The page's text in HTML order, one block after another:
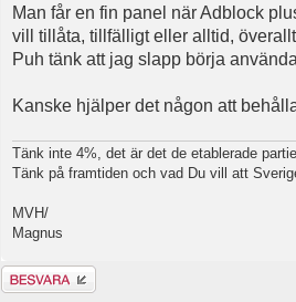
Man får en fin panel när Adblock
vill tillåta, tillfälligt eller alltid,
Puh tänk att jag slapp börja
Kanske hjälper det någon att
Tänk inte 4%, det är det de etablerade
Tänk på framtiden och vad Du vill att
MVH/
Magnus
Besvara